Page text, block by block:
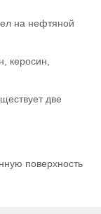
на нефтяной
керосин,
две
поверхность